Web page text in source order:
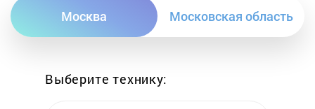
Electrolux
Москва Московская область
Выберите технику: